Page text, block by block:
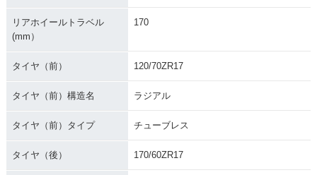
リアホイールトラベル
(mm）
170
タイヤ（前） 120/70ZR17
タイヤ（前）構造名 ラジアル
タイヤ（前）タイプ チューブレス
タイヤ（後） 170/60ZR17